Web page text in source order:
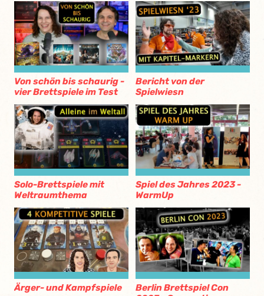
Von schön bis schaurig -
vier Brettspiele im Test
Bericht von der
Spielwiesn
Solo-Brettspiele mit
Weltraumthema
Spiel des Jahres 2023 -
WarmUp
Ärger- und Kampfspiele
Berlin Brettspiel Con